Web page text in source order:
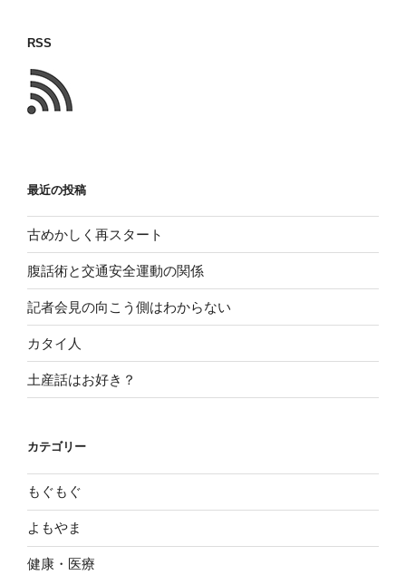
い
た
こ
と
RSS
最近の投稿
古めかしく再スタート
腹話術と交通安全運動の関係
記者会見の向こう側はわからない
カタイ人
土産話はお好き？
カテゴリー
もぐもぐ
よもやま
健康・医療